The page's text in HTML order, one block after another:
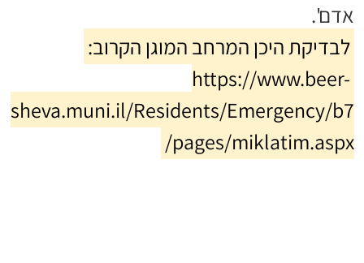
אדם'.
לבדיקת היכן המרחב המוגן הקרוב:
https://www.beer-
sheva.muni.il/Residents/Emergency/b7
/pages/miklatim.aspx